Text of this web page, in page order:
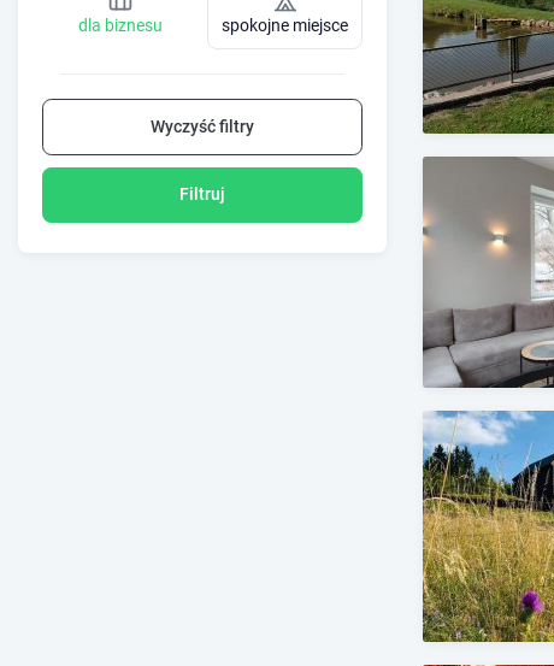
dla biznesu spokojne miejsce
Wyczyść filtry
Filtruj